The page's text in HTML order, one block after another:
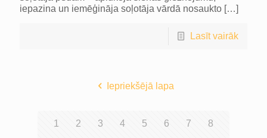
iepazina un iemēģināja soļotāja vārdā nosaukto […]
Lasīt vairāk
Iepriekšējā lapa
1 2 3 4 5 6 7 8